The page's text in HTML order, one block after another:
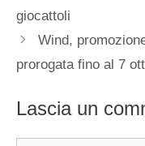
giocattoli
Wind,
prorogata fino al 7
Lascia un